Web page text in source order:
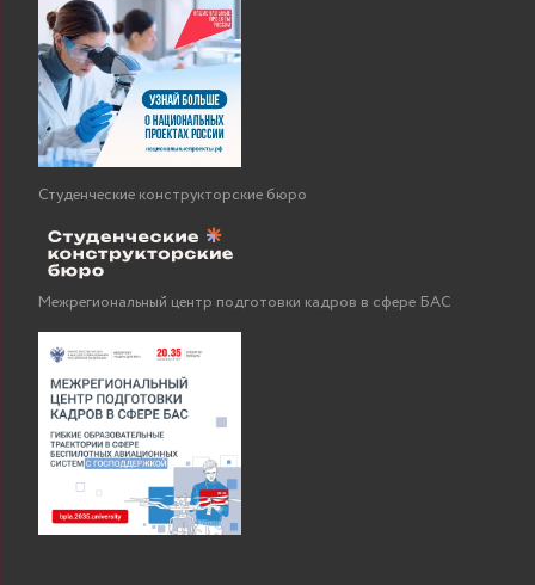
Студенческие конструкторские бюро
Межрегиональный центр подготовки кадров в сфере БАС